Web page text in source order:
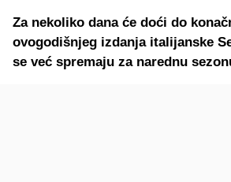
Za nekoliko dana će doći do
ovogodišnjeg izdanja italijanske
se već spremaju za narednu